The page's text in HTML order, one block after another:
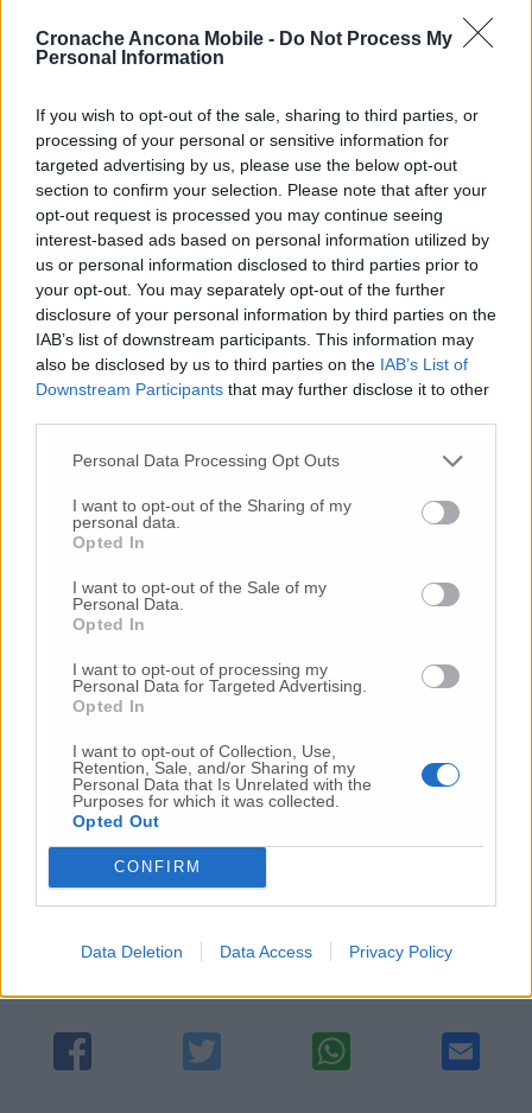
Cronache Ancona Mobile - Do Not Process My
Personal Information
If you wish to opt-out of the sale, sharing to third parties, or
processing of your personal or sensitive information for
targeted advertising by us, please use the below opt-out
section to confirm your selection. Please note that after your
opt-out request is processed you may continue seeing
interest-based ads based on personal information utilized by
us or personal information disclosed to third parties prior to
your opt-out. You may separately opt-out of the further
disclosure of your personal information by third parties on the
IAB’s list of downstream participants. This information may
also be disclosed by us to third parties on the IAB’s List of
Downstream Participants that may further disclose it to other
Personal Data Processing Opt Outs
I want to opt-out of the Sharing of my
personal data.
Opted In
I want to opt-out of the Sale of my
Personal Data.
Opted In
I want to opt-out of processing my
Personal Data for Targeted Advertising.
Opted In
I want to opt-out of Collection, Use,
Retention, Sale, and/or Sharing of my
Personal Data that Is Unrelated with the
Purposes for which it was collected.
Opted Out
CONFIRM
Data Deletion Data Access Privacy Policy
vertice dell’Area Vasta 2 «quali sono le
situazione che si sta verificando nel reparto
Ortopedia che da gennaio non sarà più in
grado di garantire il servizio a causa della
carenza di personale, mettendo probabilmente
a rischio anche l’operatività del Pronto
Soccorso, e del reparto Cardiologia dove
risulta allo scrivente che la situazione stia
pericolosamente precipitando con il rischio
della prossima chiusura del servizio Utic a
causa della carenza di personale che non
consente la copertura h24. Anche in questi
due casi anzichè mettere mano alla soluzione
del problema si approfitta per ridurre il
servizio?» Il sindaco vuole risposte ai quasiti
sindaci di Area Vasta. «Chiedo che in quella
sede sia portato in esame il Piano dei
diverse settimane fa. – rimarca Santarelli – I
cittadini sono stanchi e anche noi
perchè nonostante la nostra propensione alla
collaborazione e un atteggiamento più che
da chi dovrebbe garantire servizi essenziali
per il territorio».
© RIPRODUZIONE RISERVATA
Vai alla home